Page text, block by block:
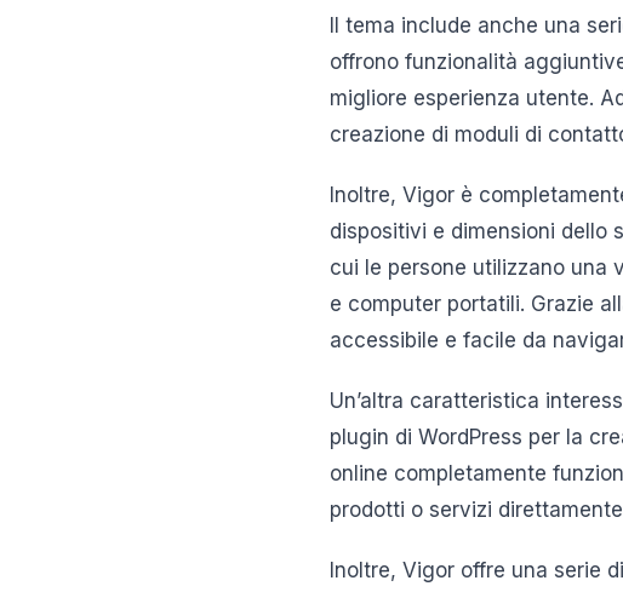
Il tema include anche una
offrono funzionalità
migliore esperienza utente.
creazione di moduli di
Inoltre, Vigor è
dispositivi e dimensioni dello
cui le persone utilizzano una
e computer portatili. Grazie
accessibile e facile da
Un’altra caratteristica
plugin di WordPress per la
online completamente
prodotti o servizi
Inoltre, Vigor offre una serie